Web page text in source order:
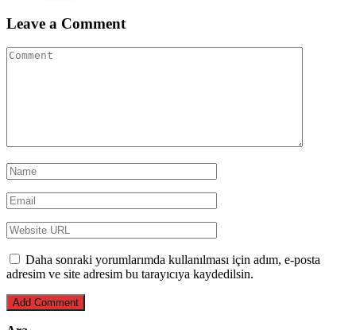
Leave a Comment
Daha sonraki yorumlarımda kullanılması için adım, e-posta
adresim ve site adresim bu tarayıcıya kaydedilsin.